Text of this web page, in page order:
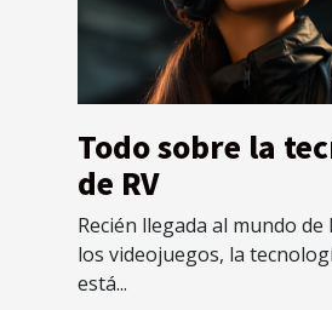
Todo sobre la
de RV
Recién llegada al mundo
los videojuegos, la
está...